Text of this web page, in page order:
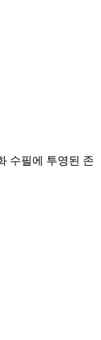
수필에 투영된 존